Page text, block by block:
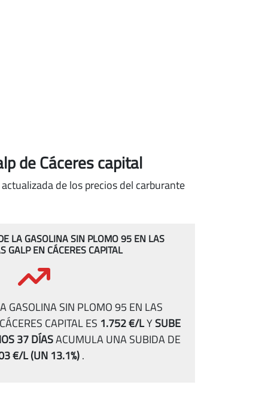
de Cáceres capital
de los precios del carburante
LA GASOLINA SIN PLOMO 95 EN LAS
GALP EN CÁCERES CAPITAL
GASOLINA SIN PLOMO 95 EN LAS
CAPITAL ES 1.752 €/LYSUBE
37 DÍASACUMULA UNA SUBIDA DE
€/L(UN 13.1%).